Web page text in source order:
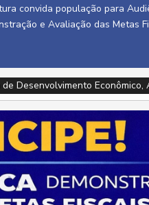
convida população para
e Avaliação das Metas
Desenvolvimento
Desenvolvimento